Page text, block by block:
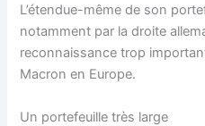
L’étendue-même de son
notamment par la droite
reconnaissance trop
Macron en Europe.
Un portefeuille très large